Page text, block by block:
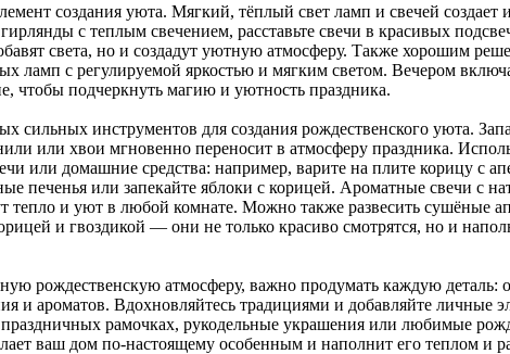
создания уюта. Мягкий, тёплый свет ламп и свечей создает
с теплым свечением, расставьте свечи в красивых
света, но и создадут уютную атмосферу. Также хорошим
ламп с регулируемой яркостью и мягким светом. Вечером
чтобы подчеркнуть магию и уютность праздника.
сильных инструментов для создания рождественского уюта.
или хвои мгновенно переносит в атмосферу праздника.
или домашние средства: например, варите на плите корицу с
печенья или запекайте яблоки с корицей. Ароматные свечи с
тепло и уют в любой комнате. Можно также развесить сушёные
и гвоздикой — они не только красиво смотрятся, но и
рождественскую атмосферу, важно продумать каждую деталь:
и ароматов. Вдохновляйтесь традициями и добавляйте личные
рамочках, рукодельные украшения или любимые
ваш дом по-настоящему особенным и наполнит его теплом и